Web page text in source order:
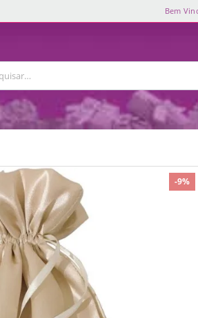
Bem
-9%